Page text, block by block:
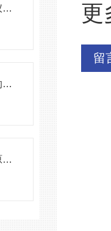
如何清洗矿井气分析气相色谱仪检测器？
七氟丙烷气相色谱仪分析条件的优化：柱温箱升温程序对同分异构体分离的影响
气相色谱分析顶空进样不出峰原因合集
更
留